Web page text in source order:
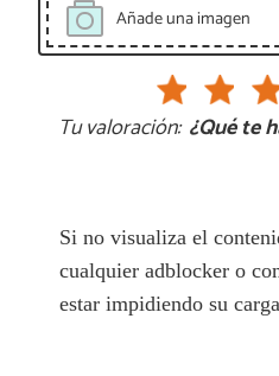
Añade una imagen
Tu valoración: ¿Qué te
Si no visualiza el
cualquier adblocker o
estar impidiendo su